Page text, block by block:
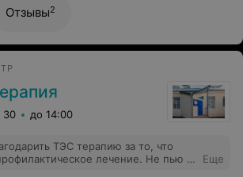
Отзывы2
30 до 14:00
ТЭС терапию за то, что
лечение. Не пью 8
Еще